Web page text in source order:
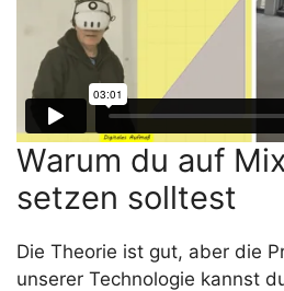
Warum du auf
setzen solltest
Die Theorie ist gut, aber die
unserer Technologie kannst